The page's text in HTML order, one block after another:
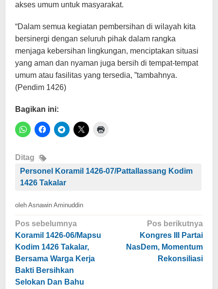
akses umum untuk masyarakat.
“Dalam semua kegiatan pembersihan di wilayah kita
bersinergi dengan seluruh pihak dalam rangka
menjaga kebersihan lingkungan, menciptakan situasi
yang aman dan nyaman juga bersih di tempat-tempat
umum atau fasilitas yang tersedia, ”tambahnya.
(Pendim 1426)
Bagikan ini:
Ditag
Personel Koramil 1426-07/Pattallassang Kodim
1426 Takalar
oleh Asnawin Aminuddin
Navigasi
pos
Pos sebelumnya
Koramil 1426-06/Mapsu
Kodim 1426 Takalar,
Bersama Warga Kerja
Bakti Bersihkan
Selokan Dan Bahu
Pos berikutnya
Kongres III Partai
NasDem, Momentum
Rekonsiliasi